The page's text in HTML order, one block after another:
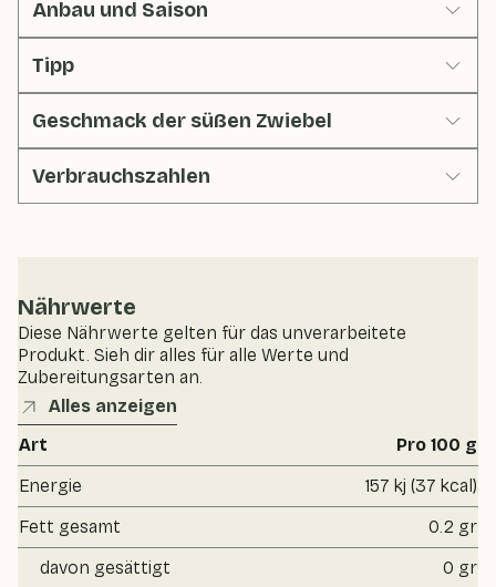
Anbau und Saison
Tipp
Geschmack der süßen Zwiebel
Verbrauchszahlen
Nährwerte
Diese Nährwerte gelten für das unverarbeitete
Produkt. Sieh dir alles für alle Werte und
Zubereitungsarten an.
Alles anzeigen
Art
Pro 100 g
Energie
157 kj (37 kcal)
Fett gesamt
0.2 gr
davon gesättigt
0 gr